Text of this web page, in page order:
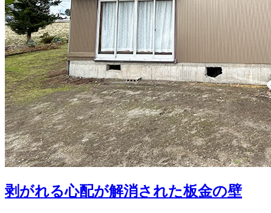
剥がれる心配が解消された板金の壁